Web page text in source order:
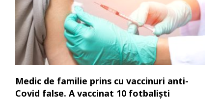
Medic de familie prins cu vaccinuri anti-
Covid false. A vaccinat 10 fotbaliști